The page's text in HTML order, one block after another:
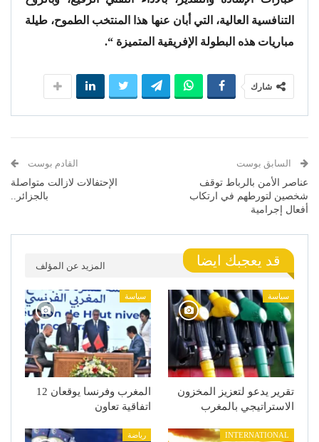
التنافسية العالية، التي أبان عنها هذا المنتخب الطموح، طيلة
مباريات هذه البطولة الإفريقية المتميزة “.
شارك
السابق بوست
عناصر الأمن بالرباط توقف
شخصين لتورطهم في ارتكاب
أفعال إجرامية
القادم بوست
الإحتفالات لازالت متواصلة
بالجزائر..
قد يعجبك ايضا المزيد عن المؤلف
سياسة
تقرير يدعو لتعزيز المخزون
الاستراتيجي بالمغرب
سياسة
المغرب وفرنسا يوقعان 12
اتفاقية تعاون
INTERNATIONAL رياضة